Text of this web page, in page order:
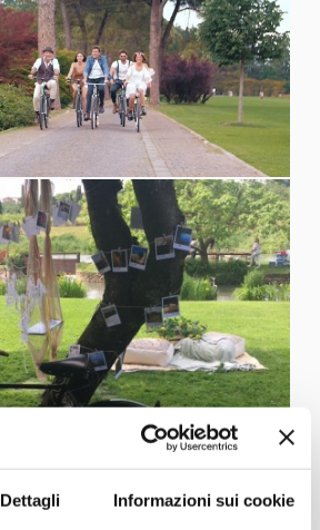
Dettagli Informazioni sui cookie